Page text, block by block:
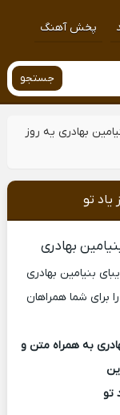
پخش آهنگ
جستجو
بهادری یه روز
یاد تو
بهادری
بنیامین بهادری
برای شما همراهان
به همراه متن و
تو